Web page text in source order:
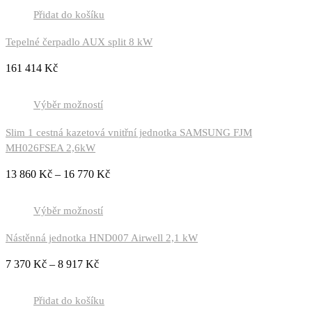
Přidat do košíku
Tepelné čerpadlo AUX split 8 kW
161 414 Kč
Výběr možností
Slim 1 cestná kazetová vnitřní jednotka SAMSUNG FJM
MH026FSEA 2,6kW
13 860 Kč – 16 770 Kč
Výběr možností
Nástěnná jednotka HND007 Airwell 2,1 kW
7 370 Kč – 8 917 Kč
Přidat do košíku